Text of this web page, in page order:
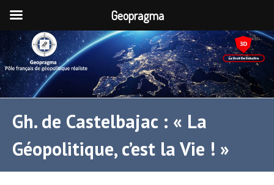
Gh. de Castelbajac : « La
Géopolitique, c’est la Vie ! »
Geopragma